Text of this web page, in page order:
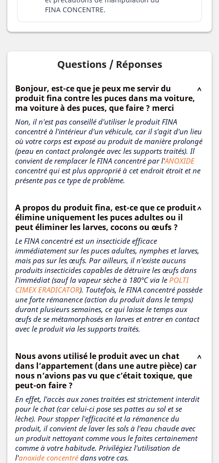
FINA CONCENTRE.
Questions / Réponses
Bonjour, est-ce que je peux me servir du
produit fina contre les puces dans ma voiture,
ma voiture à des puces, que faire ? merci
Non, il n'est pas conseillé d'utiliser le produit FINA
concentré à l'intérieur d'un véhicule, car il s'agit d'un lieu
où votre corps est exposé au produit de manière prolongé
(peau en contact prolongée avec les supports traités). Il
convient de remplacer le FINA concentré par l'ANOXIDE
concentré qui est plus approprié à cet endroit étroit et ne
présente pas ce type de problème.
A propos du produit fina, est-ce que ce produit
élimine uniquement les puces adultes ou il
peut éliminer les larves, cocons ou œufs ?
Le FINA concentré est un insecticide efficace
immédiatement sur les puces adultes, nymphes et larves,
mais pas sur les œufs. Par ailleurs, il n'existe aucuns
produits insecticides capables de détruire les œufs dans
l'immédiat (sauf la vapeur sèche à 180°C via le POLTI
CIMEX ERADICATOR). Toutefois, le FINA concentré possède
une forte rémanence (action du produit dans le temps)
durant plusieurs semaines, ce qui laisse le temps aux
œufs de se métamorphosés en larves et entrer en contact
avec le produit via les supports traités.
Nous avons utilisé le produit avec un chat
dans l’appartement (dans une autre pièce) car
nous n’avions pas vu que c’était toxique, que
peut-on faire ?
En effet, l'accès aux zones traitées est strictement interdit
pour le chat (car celui-ci pose ses pattes au sol et se
lèche). Pour stopper l'efficacité et la rémanence du
produit, il convient de laver les sols à l'eau chaude avec
un produit nettoyant comme vous le faites certainement
comme à votre habitude. Privilégiez l'utilisation de
l'anoxide concentrédans votre cas.